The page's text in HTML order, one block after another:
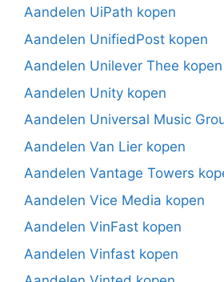
Aandelen UiPath kopen
Aandelen UnifiedPost kopen
Aandelen Unilever Thee kopen
Aandelen Unity kopen
Aandelen Universal Music
Aandelen Van Lier kopen
Aandelen Vantage Towers
Aandelen Vice Media kopen
Aandelen VinFast kopen
Aandelen Vinfast kopen